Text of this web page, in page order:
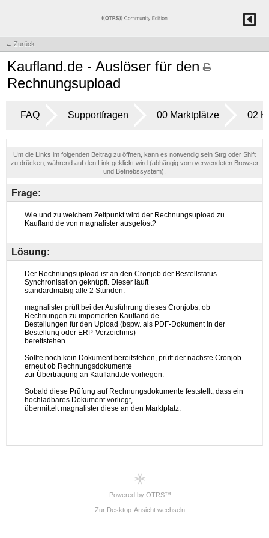
← Zurück
Kaufland.de - Auslöser für den
Rechnungsupload
FAQ Supportfragen 00 Marktplätze 02
Um die Links im folgenden Beitrag zu öffnen, kann es notwendig sein Strg oder Shift
zu drücken, während auf den Link geklickt wird (abhängig vom verwendeten Browser
und Betriebssystem).
Frage:
Lösung:
Powered by OTRS™
Zur Desktop-Ansicht wechseln